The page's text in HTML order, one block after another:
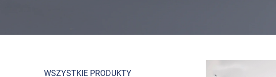
WSZYSTKIE PRODUKTY